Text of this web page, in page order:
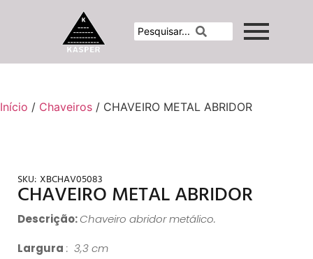
Início / Chaveiros / CHAVEIRO METAL ABRIDOR
SKU: XBCHAV05083
CHAVEIRO METAL ABRIDOR
Descrição:Chaveiro abridor metálico.
Largura : 3,3 cm